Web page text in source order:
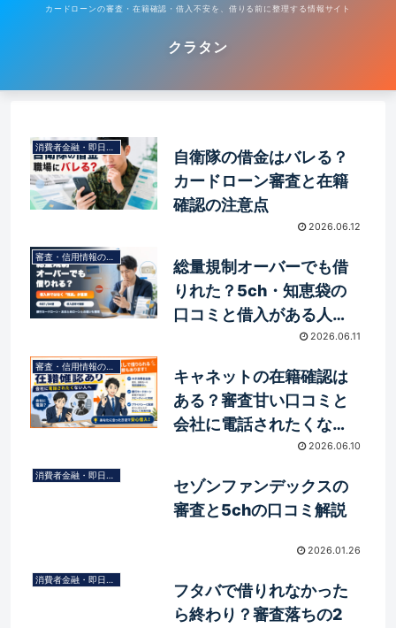
カードローンの審査・在籍確認・借入不安を、借りる前に整理する情報サイト
クラタン
消費者金融・即日融資
自衛隊の借金はバレる？
カードローン審査と在籍
確認の注意点
2026.06.12
審査・信用情報の基礎知識
総量規制オーバーでも借
りれた？5ch・知恵袋の
口コミと借入がある人の
2026.06.11
審査・信用情報の基礎知識
キャネットの在籍確認は
ある？審査甘い口コミと
会社に電話されたくない
2026.06.10
消費者金融・即日融資
セゾンファンデックスの
審査と5chの口コミ解説
2026.01.26
消費者金融・即日融資
フタバで借りれなかった
ら終わり？審査落ちの2